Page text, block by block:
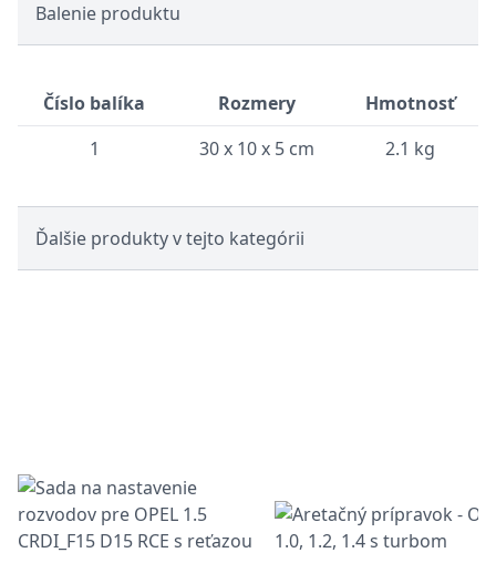
Balenie produktu
Číslo balíka Rozmery
Hmotnosť
1
30 x 10 x 5 cm 2.1 kg
Ďalšie produkty v tejto kategórii